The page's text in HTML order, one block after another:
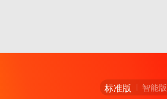
标准版 智能版